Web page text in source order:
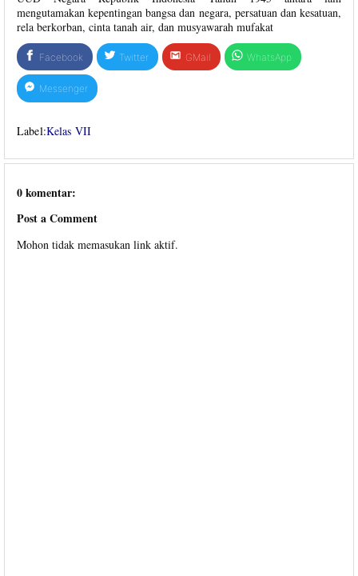
mengutamakan kepentingan bangsa dan negara, persatuan dan kesatuan,
rela berkorban, cinta tanah air, dan musyawarah mufakat
Facebook Twitter GMail WhatsApp
Messenger
Label:Kelas VII
0 komentar:
Post a Comment
Mohon tidak memasukan link aktif.